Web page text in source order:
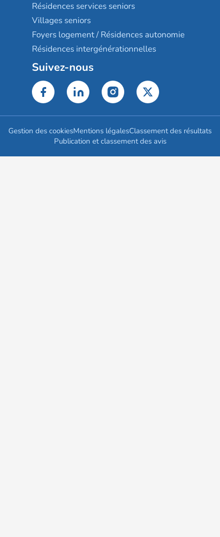
Résidences services seniors
Villages seniors
Foyers logement / Résidences autonomie
Résidences intergénérationnelles
Suivez-nous
Gestion des cookiesMentions légalesClassement des résultats
Publication et classement des avis